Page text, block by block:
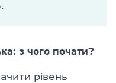
з чого почати?
рівень